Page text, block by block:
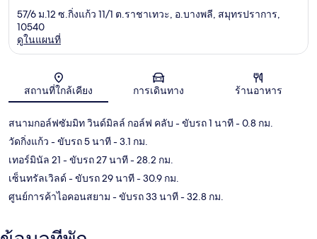
แผนที่
57/6 ม.12 ซ.กิ่งแก้ว 11/1 ต.ราชาเทวะ, อ.บางพลี, สมุทรปราการ,
10540
ดูในแผนที่
สถานที่ใกล้เคียง การเดินทาง ร้านอาหาร
สนามกอล์ฟซัมมิท วินด์มิลล์ กอล์ฟ คลับ - ขับรถ 1 นาที- 0.8 กม.
วัดกิ่งแก้ว - ขับรถ 5 นาที- 3.1 กม.
เทอร์มินัล 21 - ขับรถ 27 นาที- 28.2 กม.
เซ็นทรัลเวิลด์ - ขับรถ 29 นาที- 30.9 กม.
ศูนย์การค้าไอคอนสยาม - ขับรถ 33 นาที- 32.8 กม.